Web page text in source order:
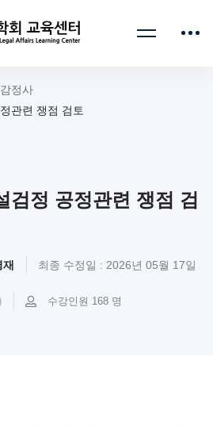
정사
관련 쟁점 검토
검정 공정관련 쟁점 검
재 최종 수정일 : 2026년 05월 17일
수강인원 168 명